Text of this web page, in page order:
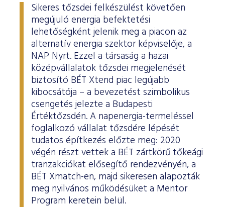
Sikeres tőzsdei felkészülést követően
megújuló energia befektetési
lehetőségként jelenik meg a piacon az
alternatív energia szektor képviselője, a
NAP Nyrt. Ezzel a társaság a hazai
középvállalatok tőzsdei megjelenését
biztosító BÉT Xtend piac legújabb
kibocsátója – a bevezetést szimbolikus
csengetés jelezte a Budapesti
Értéktőzsdén. A napenergia-termeléssel
foglalkozó vállalat tőzsdére lépését
tudatos építkezés előzte meg: 2020
végén részt vettek a BÉT zártkörű tőkeági
tranzakciókat elősegítő rendezvényén, a
BÉT Xmatch-en, majd sikeresen alapozták
meg nyilvános működésüket a Mentor
Program keretein belül.